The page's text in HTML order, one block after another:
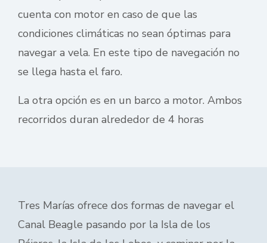
cuenta con motor en caso de que las
condiciones climáticas no sean óptimas para
navegar a vela. En este tipo de navegación no
se llega hasta el faro.
La otra opción es en un barco a motor. Ambos
recorridos duran alrededor de 4 horas
Tres Marías ofrece dos formas de navegar el
Canal Beagle pasando por la Isla de los